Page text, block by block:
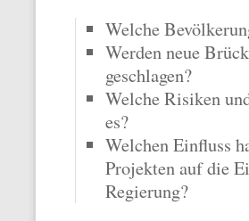
Welche
Werden neue
geschlagen?
Welche Risiken
es?
Welchen Einfluss
Projekten auf die
Regierung?